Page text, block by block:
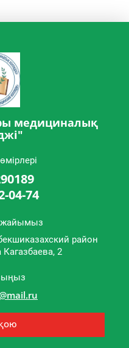
медициналық
04-74
жайымыз
район
2